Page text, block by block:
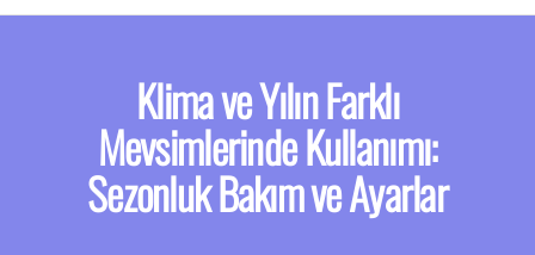
Klima ve Yılın Farklı
Mevsimlerinde Kullanımı:
Sezonluk Bakım ve Ayarlar